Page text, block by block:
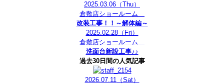
2025.03.06 （Thu）
倉敷店ショールーム
改装工事！！～解体編～
2025.02.28（Fri）
倉敷店ショールーム
洗面台新設工事♪♪
過去30日間の人気記事
2026.07.11（Sat）